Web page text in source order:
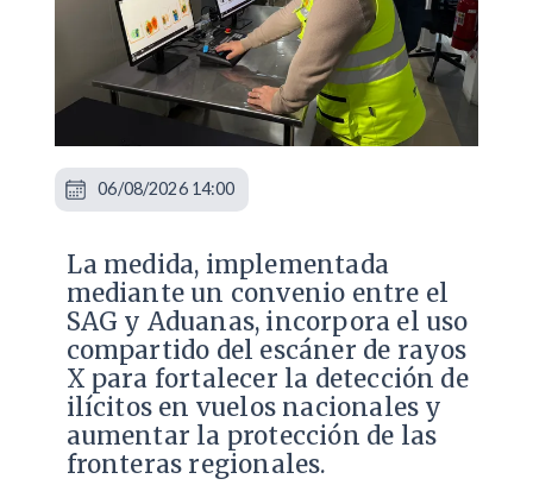
La medida, implementada
mediante un convenio entre el
SAG y Aduanas, incorpora el uso
compartido del escáner de rayos
X para fortalecer la detección de
ilícitos en vuelos nacionales y
aumentar la protección de las
fronteras regionales.
06/08/2026 14:00